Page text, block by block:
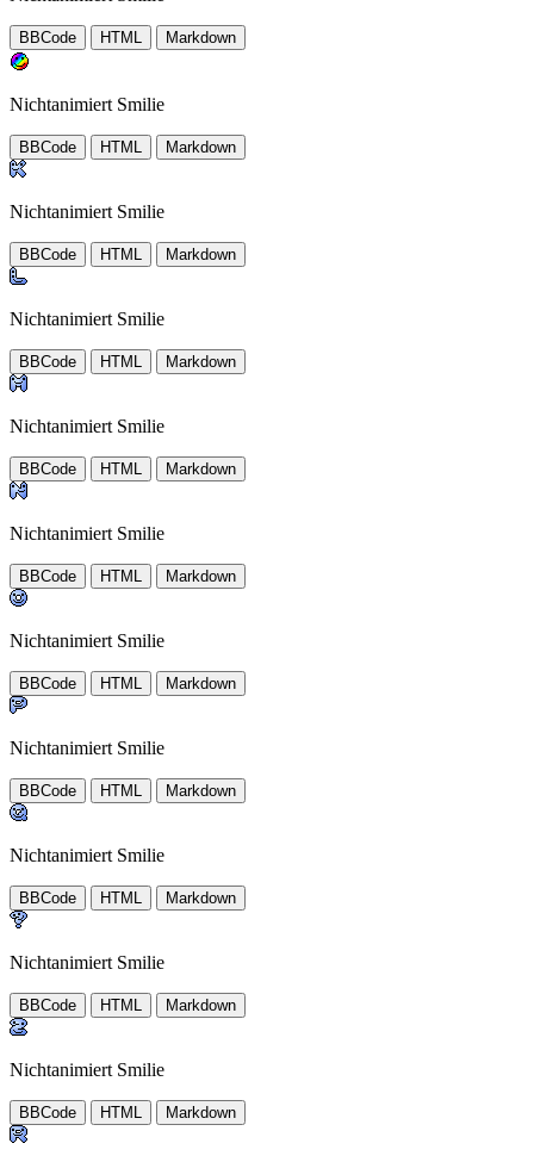
BBCode HTML Markdown
Nichtanimiert Smilie
BBCode HTML Markdown
Nichtanimiert Smilie
BBCode HTML Markdown
Nichtanimiert Smilie
BBCode HTML Markdown
Nichtanimiert Smilie
BBCode HTML Markdown
Nichtanimiert Smilie
BBCode HTML Markdown
Nichtanimiert Smilie
BBCode HTML Markdown
Nichtanimiert Smilie
BBCode HTML Markdown
Nichtanimiert Smilie
BBCode HTML Markdown
Nichtanimiert Smilie
BBCode HTML Markdown
Nichtanimiert Smilie
BBCode HTML Markdown